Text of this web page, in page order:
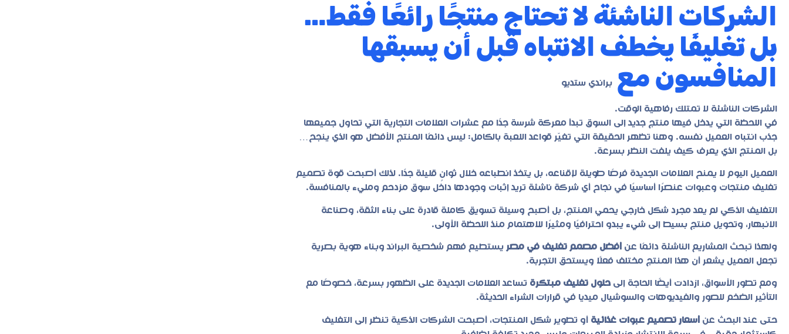
الشركات الناشئة لا تحتاج منتجًا رائعًا فقط…
بل تغليفًا يخطف الانتباه قبل أن يسبقها
المنافسون مع
براندي ستديو
الشركات الناشئة لا تمتلك رفاهية الوقت.
في اللحظة التي يدخل فيها منتج جديد إلى السوق تبدأ معركة شرسة جدًا مع عشرات العلامات التجارية التي تحاول جميعها
جذب انتباه العميل نفسه. وهنا تظهر الحقيقة التي تغيّر قواعد اللعبة بالكامل: ليس دائمًا المنتج الأفضل هو الذي ينجح…
بل المنتج الذي يعرف كيف يلفت النظر بسرعة.
العميل اليوم لا يمنح العلامات الجديدة فرصًا طويلة لإقناعه، بل يتخذ انطباعه خلال ثوانٍ قليلة جدًا. لذلك أصبحت قوة تصميم
تغليف منتجات وعبوات عنصرًا أساسيًا في نجاح أي شركة ناشئة تريد إثبات وجودها داخل سوق مزدحم ومليء بالمنافسة.
التغليف الذكي لم يعد مجرد شكل خارجي يحمي المنتج، بل أصبح وسيلة تسويق كاملة قادرة على بناء الثقة، وصناعة
الانبهار، وتحويل منتج بسيط إلى شيء يبدو احترافيًا ومثيرًا للاهتمام منذ اللحظة الأولى.
ولهذا تبحث المشاريع الناشئة دائمًا عن أفضل مصمم تغليف في مصر يستطيع فهم شخصية البراند وبناء هوية بصرية
تجعل العميل يشعر أن هذا المنتج مختلف فعلًا ويستحق التجربة.
ومع تطور الأسواق، ازدادت أيضًا الحاجة إلىحلول تغليف مبتكرة تساعد العلامات الجديدة على الظهور بسرعة، خصوصًا مع
التأثير الضخم للصور والفيديوهات والسوشيال ميديا في قرارات الشراء الحديثة.
حتى عند البحث عن أسعار تصميم عبوات غذائية أو تطوير شكل المنتجات، أصبحت الشركات الذكية تنظر إلى التغليف